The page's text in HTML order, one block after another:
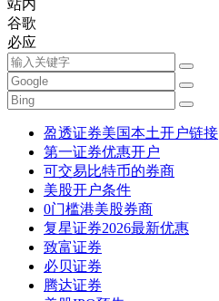
站内
谷歌
必应
盈透证券美国本土开户链接
第一证券优惠开户
可交易比特币的券商
美股开户条件
0门槛港美股券商
复星证券2026最新优惠
致富证券
必贝证券
腾达证券